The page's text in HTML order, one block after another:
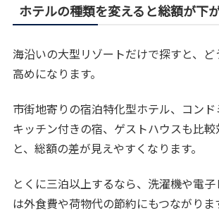
ホテルの種類を変えると総額が下
海沿いの大型リゾートだけで探すと、ど
高めになります。
市街地寄りの宿泊特化型ホテル、コン
キッチン付きの宿、ゲストハウスも比較
と、総額の差が見えやすくなります。
とくに三泊以上するなら、洗濯機や電
は外食費や荷物代の節約にもつながりま